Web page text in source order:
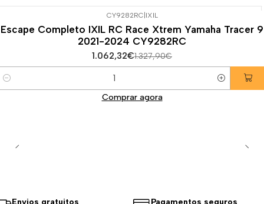
CY9282RC IXIL
Escape Completo IXIL RC Race Xtrem Yamaha Tracer 9
2021-2024 CY9282RC
1.062,32€1.327,90€
Comprar agora
Envios gratuitos
Pagamentos seguros